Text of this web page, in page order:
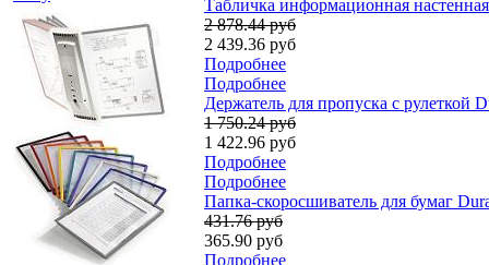
Табличка информационная
2 878.44 руб
2 439.36 руб
Подробнее
Подробнее
Держатель для пропуска с рулеткой
1 750.24 руб
1 422.96 руб
Подробнее
Подробнее
Папка-скоросшиватель для бумаг
431.76 руб
365.90 руб
Подробнее